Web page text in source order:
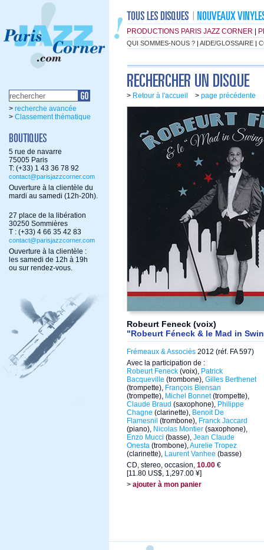
PRODUCTIONS PARIS JAZZ CORNER
QUI SOMMES-NOUS ? | AIDE/GLOSSAIRE |
> recherche avancée
> Classement thématique
5 rue de navarre
75005 Paris
T: (+33) 1 43 36 78 92
contact@parisjazzcorner.com
Ouverture à la clientèle du
mardi au samedi (12h-20h).
27 place de la libération
30250 Sommières
T : (+33) 4 66 35 42 83
contact@parisjazzcorner.com
Ouverture à la clientèle :
les samedi de 12h à 19h
ou sur rendez-vous.
> Retour à l'accueil > page précédente
Robeurt Feneck (voix)
"Robeurt Féneck & le Mad in
Frémeaux & Associés 2012 (réf. FA 597)
Avec la participation de :
Robeurt Feneck (voix), Patrick
Bacqueville (trombone), Gilles Berthenet
(trompette), François Biensan
(trompette), Michel Bonnet(trompette),
Claude Braud (saxophone), Philippe
Chagne (clarinette), Benoit De
Flamesnil (trombone), Franck Jaccard
(piano), Nicolas Montier (saxophone),
Enzo Mucci (basse), Jean Claude
Onesta (trombone),Aurelie Tropez
(clarinette), Laurent Vanhee (basse)
CD, stereo, occasion, 10.00 €
[11.80 US$, 1,297.00 ¥]
> ajouter à mon panier